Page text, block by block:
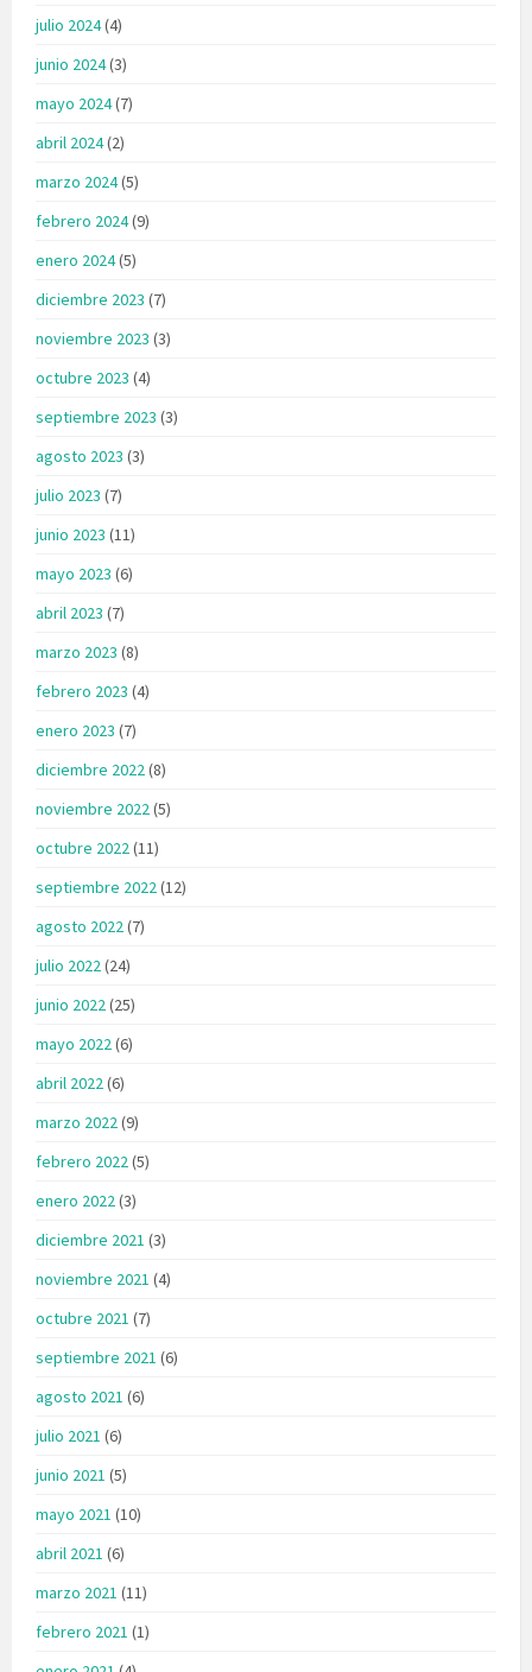
julio 2024(4)
junio 2024(3)
mayo 2024(7)
abril 2024(2)
marzo 2024(5)
febrero 2024(9)
enero 2024(5)
diciembre 2023 (7)
noviembre 2023 (3)
octubre 2023 (4)
septiembre 2023 (3)
agosto 2023 (3)
julio 2023 (7)
junio 2023 (11)
mayo 2023 (6)
abril 2023 (7)
marzo 2023 (8)
febrero 2023 (4)
enero 2023 (7)
diciembre 2022(8)
noviembre 2022(5)
octubre 2022(11)
septiembre 2022(12)
agosto 2022(7)
julio 2022(24)
junio 2022(25)
mayo 2022(6)
abril 2022(6)
marzo 2022(9)
febrero 2022(5)
enero 2022(3)
diciembre 2021 (3)
noviembre 2021 (4)
octubre 2021 (7)
septiembre 2021 (6)
agosto 2021 (6)
julio 2021 (6)
junio 2021 (5)
mayo 2021 (10)
abril 2021 (6)
marzo 2021 (11)
febrero 2021 (1)